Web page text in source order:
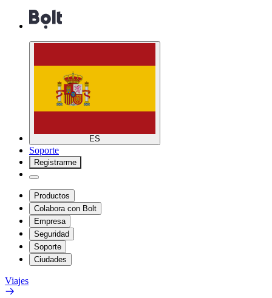
ES
Soporte
Registrarme
Productos
Colabora con Bolt
Empresa
Seguridad
Soporte
Ciudades
Viajes